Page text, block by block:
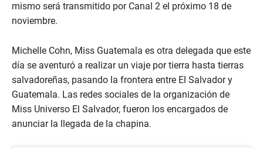
mismo será transmitido por Canal 2 el próximo 18 de
noviembre.
Michelle Cohn, Miss Guatemala es otra delegada que este
día se aventuró a realizar un viaje por tierra hasta tierras
salvadoreñas, pasando la frontera entre El Salvador y
Guatemala. Las redes sociales de la organización de
Miss Universo El Salvador, fueron los encargados de
anunciar la llegada de la chapina.